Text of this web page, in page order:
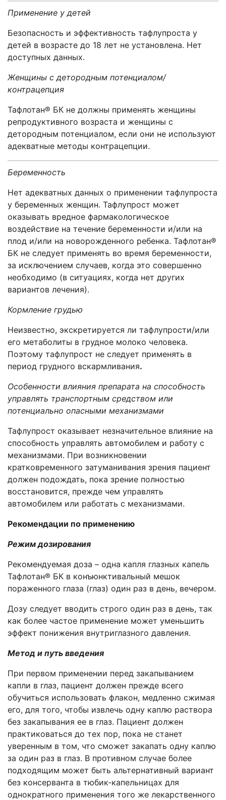
Применение у детей
Безопасность и эффективность тафлупроста у
детей в возрасте до 18 лет не установлена. Нет
доступных данных.
Женщины с детородным потенциалом/
контрацепция
Тафлотан® БК не должны применять женщины
репродуктивного возраста и женщины с
детородным потенциалом, если они не используют
адекватные методы контрацепции.
Беременность
Нет адекватных данных о применении тафлупроста
у беременных женщин. Тафлупрост может
оказывать вредное фармакологическое
воздействие на течение беременности и/или на
плод и/или на новорожденного ребенка. Тафлотан®
БК не следует применять во время беременности,
за исключением случаев, когда это совершенно
необходимо (в ситуациях, когда нет других
вариантов лечения).
Кормление грудью
Неизвестно, экскретируется ли тафлупрости/или
его метаболиты в грудное молоко человека.
Поэтому тафлупрост не следует применять в
период грудного вскармливания.
Особенности влияния препарата на способность
управлять транспортным средством или
потенциально опасными механизмами
Тафлупрост оказывает незначительное влияние на
способность управлять автомобилем и работу с
механизмами. При возникновении
кратковременного затуманивания зрения пациент
должен подождать, пока зрение полностью
восстановится, прежде чем управлять
автомобилем или работать с механизмами.
Рекомендации по применению
Режим дозирования
Рекомендуемая доза – одна капля глазных капель
Тафлотан® БК в конъюнктивальный мешок
пораженного глаза (глаз) один раз в день, вечером.
Дозу следует вводить строго один раз в день, так
как более частое применение может уменьшить
эффект понижения внутриглазного давления.
Метод и путь введения
При первом применении перед закапыванием
капли в глаз, пациент должен прежде всего
обучиться использовать флакон, медленно сжимая
его, для того, чтобы извлечь одну каплю раствора
без закапывания ее в глаз. Пациент должен
практиковаться до тех пор, пока не станет
уверенным в том, что сможет закапать одну каплю
за один раз в глаз. В противном случае более
подходящим может быть альтернативный вариант
без консерванта в тюбик-капельницах для
однократного применения того же лекарственного